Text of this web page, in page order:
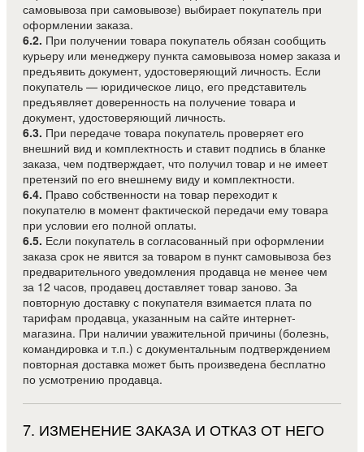
самовывоза при самовывозе) выбирает покупатель при
оформлении заказа.
6.2. При получении товара покупатель обязан сообщить
курьеру или менеджеру пункта самовывоза номер заказа и
предъявить документ, удостоверяющий личность. Если
покупатель — юридическое лицо, его представитель
предъявляет доверенность на получение товара и
документ, удостоверяющий личность.
6.3. При передаче товара покупатель проверяет его
внешний вид и комплектность и ставит подпись в бланке
заказа, чем подтверждает, что получил товар и не имеет
претензий по его внешнему виду и комплектности.
6.4. Право собственности на товар переходит к
покупателю в момент фактической передачи ему товара
при условии его полной оплаты.
6.5. Если покупатель в согласованный при оформлении
заказа срок не явится за товаром в пункт самовывоза без
предварительного уведомления продавца не менее чем
за 12 часов, продавец доставляет товар заново. За
повторную доставку с покупателя взимается плата по
тарифам продавца, указанным на сайте интернет-
магазина. При наличии уважительной причины (болезнь,
командировка и т.п.) с документальным подтверждением
повторная доставка может быть произведена бесплатно
по усмотрению продавца.
7. ИЗМЕНЕНИЕ ЗАКАЗА И ОТКАЗ ОТ НЕГО